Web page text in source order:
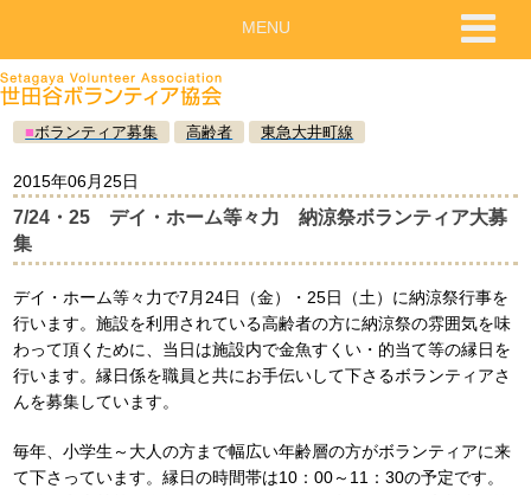
■ボランティア募集 高齢者 東急大井町線
2015年06月25日
7/24・25 デイ・ホーム等々力 納涼祭ボランティア大募
集
デイ・ホーム等々力で7月24日（金）・25日（土）に納涼祭行事を
行います。施設を利用されている高齢者の方に納涼祭の雰囲気を味
わって頂くために、当日は施設内で金魚すくい・的当て等の縁日を
行います。縁日係を職員と共にお手伝いして下さるボランティアさ
んを募集しています。
毎年、小学生～大人の方まで幅広い年齢層の方がボランティアに来
て下さっています。縁日の時間帯は10：00～11：30の予定です。
MENU